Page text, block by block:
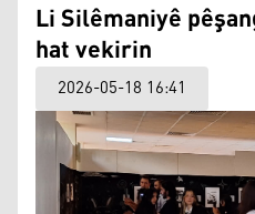
Li Silêmaniyê
hat vekirin
2026-05-18 16:41